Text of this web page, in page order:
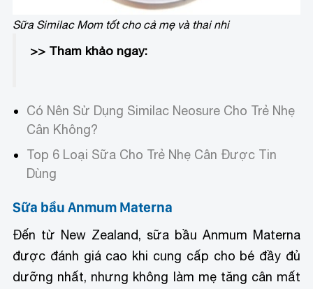
Sữa Similac Mom tốt cho cả mẹ và thai nhi
>> Tham khảo ngay:
Có Nên Sử Dụng Similac Neosure Cho Trẻ Nhẹ
Cân Không?
Top 6 Loại Sữa Cho Trẻ Nhẹ Cân Được Tin
Dùng
Sữa bầu Anmum Materna
Đến từ New Zealand, sữa bầu Anmum Materna
được đánh giá cao khi cung cấp cho bé đầy đủ
dưỡng nhất, nhưng không làm mẹ tăng cân mất